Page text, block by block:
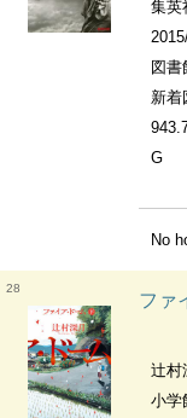
集英
図書
新着
G
No
28
ファ
辻村
小学